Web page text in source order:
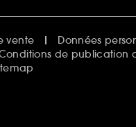
vente Données
de publication